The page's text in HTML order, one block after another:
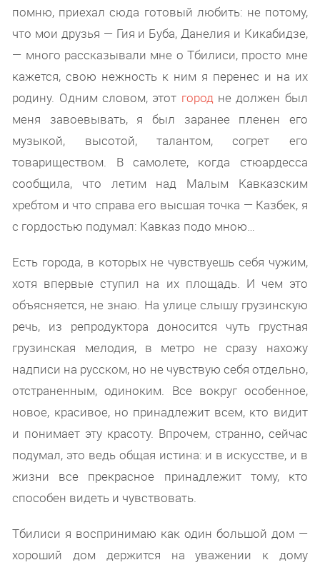
помню, приехал сюда готовый любить: не потому,
что мои друзья — Гия и Буба, Данелия и Кикабидзе,
— много рассказывали мне о Тбилиси, просто мне
кажется, свою нежность к ним я перенес и на их
родину. Одним словом, этот городне должен был
меня завоевывать, я был заранее пленен его
музыкой, высотой, талантом, согрет его
товариществом. В самолете, когда стюардесса
сообщила, что летим над Малым Кавказским
хребтом и что справа его высшая точка — Казбек, я
с гордостью подумал: Кавказ подо мною…
Есть города, в которых не чувствуешь себя чужим,
хотя впервые ступил на их площадь. И чем это
объясняется, не знаю. На улице слышу грузинскую
речь, из репродуктора доносится чуть грустная
грузинская мелодия, в метро не сразу нахожу
надписи на русском, но не чувствую себя отдельно,
отстраненным, одиноким. Все вокруг особенное,
новое, красивое, но принадлежит всем, кто видит
и понимает эту красоту. Впрочем, странно, сейчас
подумал, это ведь общая истина: и в искусстве, и в
жизни все прекрасное принадлежит тому, кто
способен видеть и чувствовать.
Тбилиси я воспринимаю как один большой дом —
хороший дом держится на уважении к дому